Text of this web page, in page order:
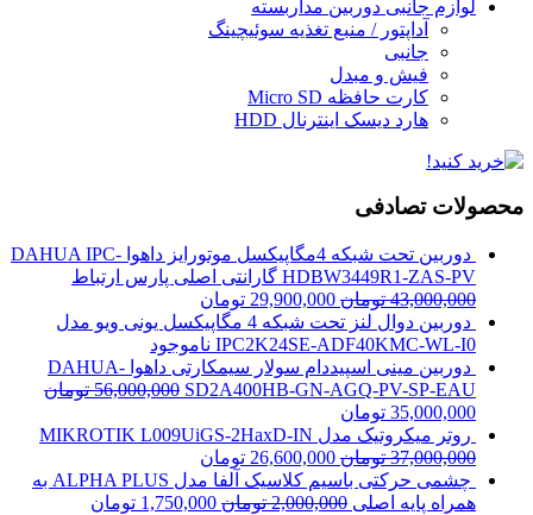
لوازم جانبی دوربین مداربسته
آداپتور / منبع تغذیه سوئیچینگ
جانبی
فیش و مبدل
کارت حافظه Micro SD
هارد دیسک اینترنال HDD
محصولات تصادفی
دوربین تحت شبکه 4مگاپیکسل موتورایز داهوا DAHUA IPC-
HDBW3449R1-ZAS-PV گارانتی اصلی پارس ارتباط
43,000,000 تومان 29,900,000 تومان
دوربین دوال لنز تحت شبکه 4 مگاپیکسل یونی ویو مدل
IPC2K24SE-ADF40KMC-WL-I0 ناموجود
دوربین مینی اسپیددام سولار سیمکارتی داهوا DAHUA-
SD2A400HB-GN-AGQ-PV-SP-EAU
56,000,000 تومان
35,000,000 تومان
روتر میکروتیک مدل MIKROTIK L009UiGS-2HaxD-IN
37,000,000 تومان 26,600,000 تومان
چشمی حرکتی باسیم کلاسیک آلفا مدل ALPHA PLUS به
همراه پایه اصلی 2,000,000 تومان 1,750,000 تومان